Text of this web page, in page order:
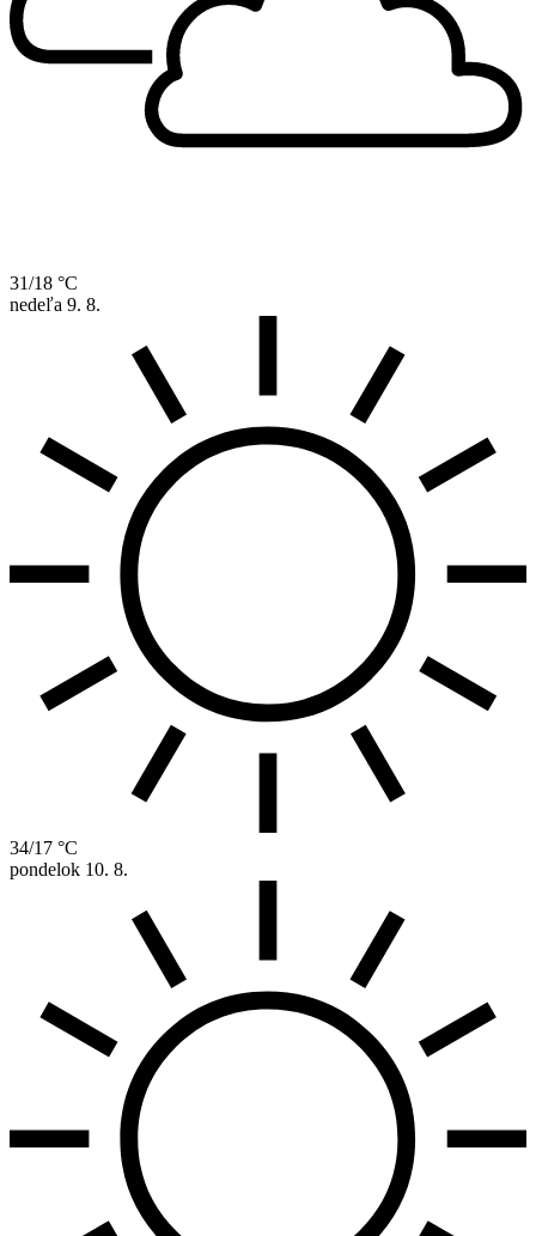
31/18 °C
nedeľa 9. 8.
34/17 °C
pondelok 10. 8.